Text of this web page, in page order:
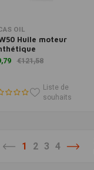
Ajouter au panier
OIL
Huile moteur
€121,58
Liste de
souhaits
1 2 3 4